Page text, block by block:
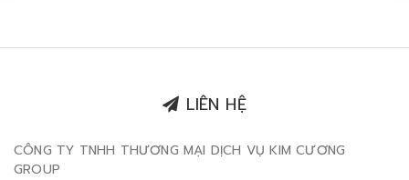
LIÊN HỆ
CÔNG TY TNHH THƯƠNG MẠI DỊCH VỤ KIM CƯƠNG
GROUP